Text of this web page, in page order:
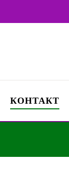
КОНТАКТ